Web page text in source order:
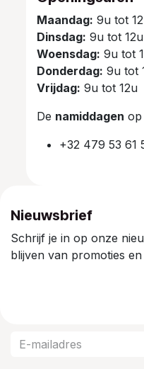
Maandag: 9u tot
Dinsdag: 9u tot 12u
Woensdag: 9u tot
Donderdag: 9u tot
Vrijdag: 9u tot 12u
De namiddagen op
+32 479 53 61
Nieuwsbrief
Schrijf je in op onze
blijven van promoties